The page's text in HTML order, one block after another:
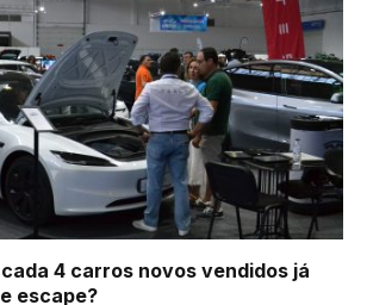
cada 4 carros novos vendidos já
escape?